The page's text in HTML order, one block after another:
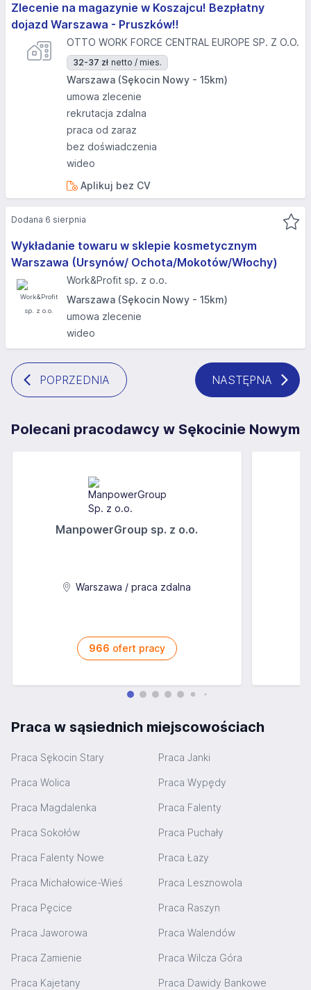
Zlecenie na magazynie w Koszajcu! Bezpłatny
dojazd Warszawa - Pruszków!!
OTTO WORK FORCE CENTRAL EUROPE SP. Z O.O.
32-37 zł netto / mies.
Warszawa (Sękocin Nowy - 15km)
umowa zlecenie
rekrutacja zdalna
praca od zaraz
bez doświadczenia
wideo
Aplikuj bez CV
Wykładanie towaru w sklepie kosmetycznym
Warszawa (Ursynów/ Ochota/Mokotów/Włochy)
Work&Profit sp. z o.o.
Warszawa (Sękocin Nowy - 15km)
umowa zlecenie
wideo
Dodana 6 sierpnia
POPRZEDNIA NASTĘPNA
Polecani pracodawcy w Sękocinie Nowym
ManpowerGroup sp. z o.o.
Warszawa / praca zdalna
966 ofert pracy
Praca w sąsiednich miejscowościach
Praca Sękocin Stary Praca Janki
Praca Wolica Praca Wypędy
Praca Magdalenka Praca Falenty
Praca Sokołów Praca Puchały
Praca Falenty Nowe Praca Łazy
Praca Michałowice-Wieś Praca Lesznowola
Praca Pęcice Praca Raszyn
Praca Jaworowa Praca Walendów
Praca Zamienie Praca Wilcza Góra
Praca Kajetany Praca Dawidy Bankowe